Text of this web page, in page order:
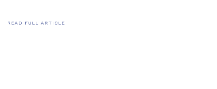
READ FULL ARTICLE